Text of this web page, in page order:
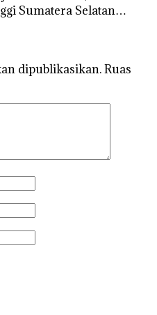
Sumatera Selatan…
dipublikasikan.Ruas